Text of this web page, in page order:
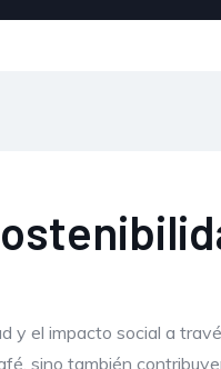
y el impacto social a
sino también